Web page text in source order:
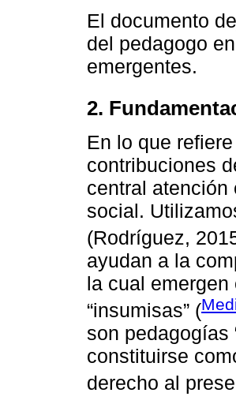
El documento
del pedagogo
emergentes.
2.
En lo que
contribuciones
central atención
social.
(Rodríguez,
ayudan a la
la cual
“insumisas” (
son pedagogías
constituirse
derecho al